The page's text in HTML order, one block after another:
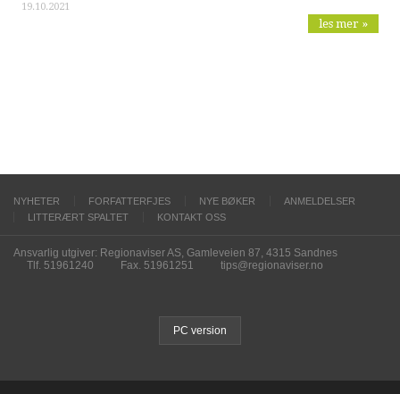
19.10.2021
les mer »
NYHETER FORFATTERFJES NYE BØKER
ANMELDELSER
LITTERÆRT SPALTET
KONTAKT OSS
Ansvarlig utgiver: Regionaviser AS, Gamleveien 87, 4315 Sandnes
Tlf. 51961240
Fax. 51961251 tips@regionaviser.no
PC version